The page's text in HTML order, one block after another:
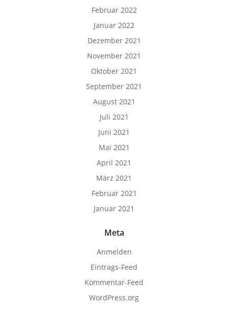
Februar 2022
Januar 2022
Dezember 2021
November 2021
Oktober 2021
September 2021
August 2021
Juli 2021
Juni 2021
Mai 2021
April 2021
März 2021
Februar 2021
Januar 2021
Meta
Anmelden
Eintrags-Feed
Kommentar-Feed
WordPress.org